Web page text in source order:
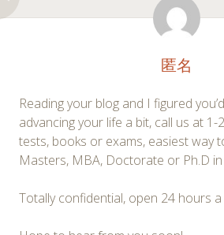
匿名
Reading your blog and I figured
advancing your life a bit, call us at
tests, books or exams, easiest way
Masters, MBA, Doctorate or Ph.D
Totally confidential, open 24 hours a